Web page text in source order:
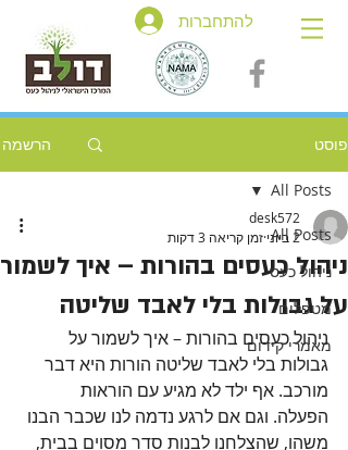
להתחברות
פוסט הרשמה
All Posts
ניהול כעס
מטפלים
מאמרי קידום
All Posts
ניהול כעסים בהורות – איך לשמור
על גבולות בלי לאבד שליטה
desk572
2 ביוני
זמן קריאה 3 דקות
ניהול כעסים בהורות – איך לשמור על
גבולות בלי לאבד שליטה הורות היא דבר
מורכב. אף ילד לא מגיע עם הוראות
הפעלה. וגם אם לרגע נדמה לנו שכבר הבנו
משהו, שהצלחנו לבנות סדר מסוים בבית,